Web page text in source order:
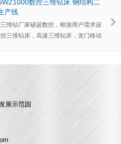
数控三维钻床 钢结构二
产线
维钻厂家硕超数控，根据用户需求设
三维钻床，高速三维钻床，龙门移动
展示范园